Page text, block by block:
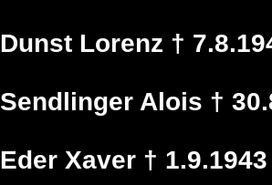
Dunst Lorenz †
Sendlinger Alois †
Eder Xaver †